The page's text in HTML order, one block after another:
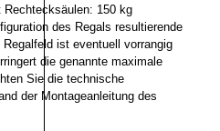
150 kg
des Regals resultierende
ist eventuell vorrangig
die genannte maximale
Sie die technische
der Montageanleitung des